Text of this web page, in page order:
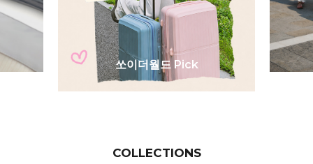
쏘이더월드 Pick
COLLECTIONS